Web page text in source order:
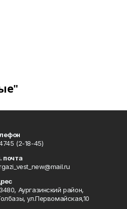
(2-18-45)
почта
Аургазинский район,
ул.Первомайская,10